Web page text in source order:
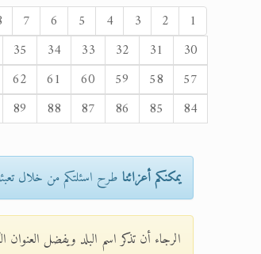
1
2
3
4
5
6
7
30
31
32
33
34
35
57
58
59
60
61
62
84
85
86
87
88
89